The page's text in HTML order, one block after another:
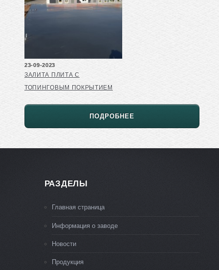
23-09-2023
ЗАЛИТА ПЛИТА С
ТОПИНГОВЫМ ПОКРЫТИЕМ
ПОДРОБНЕЕ
РАЗДЕЛЫ
Главная страница
Информация о заводе
Новости
Продукция